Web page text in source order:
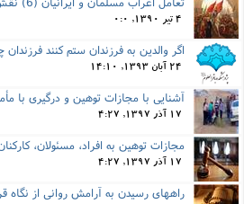
4 تیر 1390, 0:0
24 آبان 1393, 14:10
آشنایی با مجازات توهین و درگیری با
17 آذر 1397, 4:27
17 آذر 1397, 4:27
راههای رسیدن به آرامش روانی از نگاه